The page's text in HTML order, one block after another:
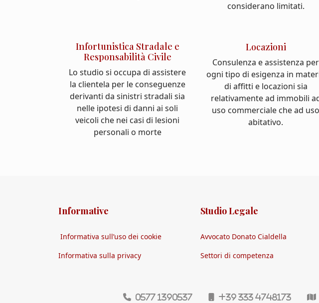
considerano limitati.
Infortunistica Stradale e
Responsabilità Civile
Lo studio si occupa di assistere
la clientela per le conseguenze
derivanti da sinistri stradali sia
nelle ipotesi di danni ai soli
veicoli che nei casi di lesioni
personali o morte
Locazioni
Consulenza e assistenza per
ogni tipo di esigenza in
di affitti e locazioni sia
relativamente ad immobili
uso commerciale che ad uso
abitativo.
Informative
Informativa sull’uso dei cookie
Informativa sulla privacy
Studio Legale
Avvocato Donato Cialdella
Settori di competenza
0577 1390537 +39 333 4748173